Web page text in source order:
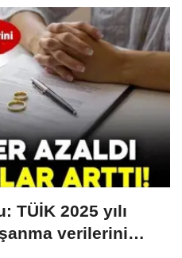
TÜİK 2025 yılı
verilerini